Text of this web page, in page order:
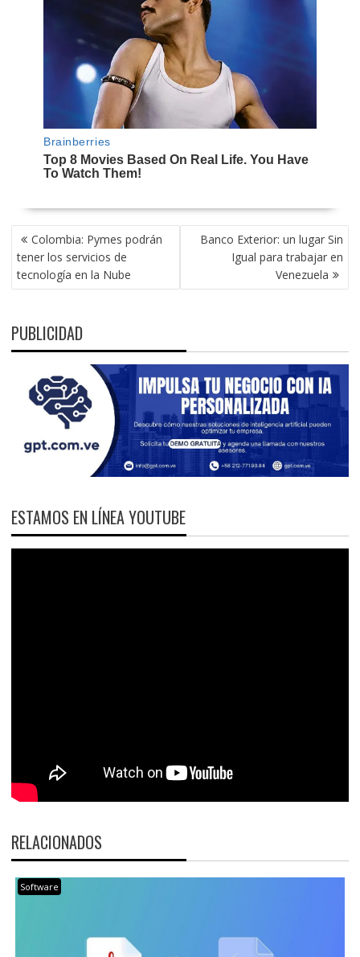
NAVEGACIÓN
DE
ENTRADAS
Colombia: Pymes podrán
tener los servicios de
tecnología en la Nube
Banco Exterior: un lugar Sin
Igual para trabajar en
Venezuela
PUBLICIDAD
ESTAMOS EN LÍNEA YOUTUBE
RELACIONADOS
Software